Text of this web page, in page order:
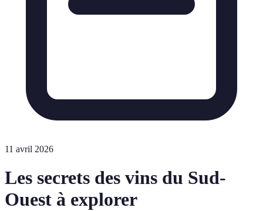
11 avril 2026
Les secrets des vins du Sud-
Ouest à explorer